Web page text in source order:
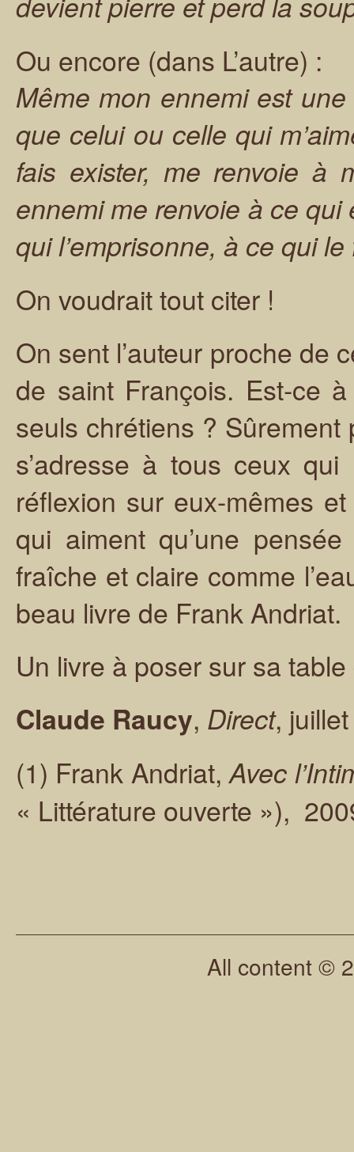
Ou encore (dans L’autre) :
Même mon ennemi est
que celui ou celle qui
fais exister, me renvoie à
ennemi me renvoie à ce qui
qui l’emprisonne, à ce qui
On voudrait tout citer !
On sent l’auteur proche de
de saint François. Est-ce
seuls chrétiens ?
s’adresse à tous ceux
réflexion sur eux-mêmes
qui aiment qu’une
fraîche et claire comme
beau livre de Frank Andriat.
Un livre à poser sur sa
Claude Raucy, Direct,
(1) Frank Andriat,Avec
« Littérature ouverte »),
All content ©